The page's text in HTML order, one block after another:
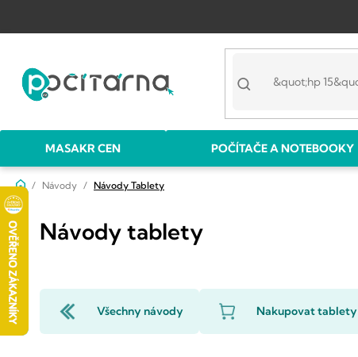
obsah
MASAKR CEN POČÍTAČE A NOTEBOOKY
DomůNávody Návody Tablety
Návody tablety
Všechny návody Nakupovat tablety